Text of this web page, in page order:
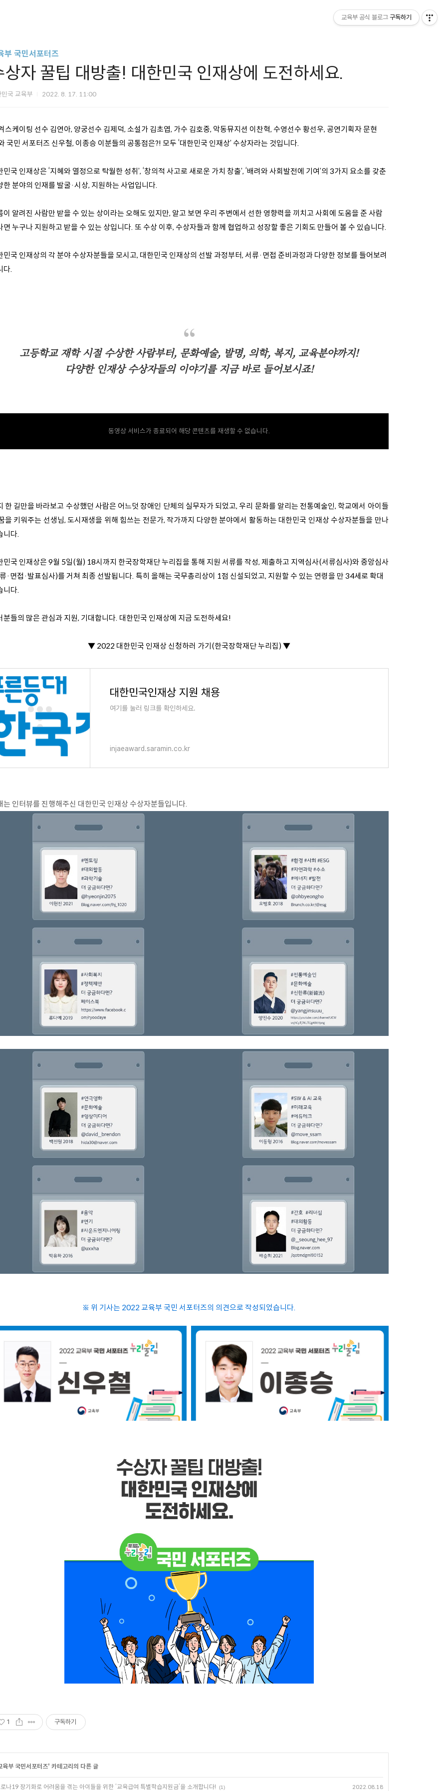
부 국민서포터즈
상자 꿀팁 대방출! 대한민국 인재상에 도전하세요.
국 교육부 2022. 8. 17. 11:00
스케이팅 선수 김연아, 양궁선수 김제덕, 소설가 김초엽, 가수 김호중, 악동뮤지션 이찬혁, 수영선수 황선우, 공연기획자 문현
국민 서포터즈 신우철, 이종승 이분들의 공통점은?! 모두 ‘대한민국 인재상’ 수상자라는 것입니다.
민국 인재상은 ‘지혜와 열정으로 탁월한 성취’, ‘창의적 사고로 새로운 가치 창출’, ‘배려와 사회발전에 기여’의 3가지 요소를 갖춘
한 분야의 인재를 발굴·시상, 지원하는 사업입니다.
이 알려진 사람만 받을 수 있는 상이라는 오해도 있지만, 알고 보면 우리 주변에서 선한 영향력을 끼치고 사회에 도움을 준 사람
면 누구나 지원하고 받을 수 있는 상입니다. 또 수상 이후, 수상자들과 함께 협업하고 성장할 좋은 기회도 만들어 볼 수 있습니다.
민국 인재상의 각 분야 수상자분들을 모시고, 대한민국 인재상의 선발 과정부터, 서류·면접 준비과정과 다양한 정보를 들어보려
다.
고등학교 재학 시절 수상한 사람부터, 문화예술, 발명, 의학, 복지, 교육분야까지!
다양한 인재상 수상자들의 이야기를 지금 바로 들어보시죠!
동영상 서비스가 종료되어 해당 콘텐츠를 재생할 수 없습니다.
한 길만을 바라보고 수상했던 사람은 어느덧 장애인 단체의 실무자가 되었고, 우리 문화를 알리는 전통예술인, 학교에서 아이들
을 키워주는 선생님, 도시재생을 위해 힘쓰는 전문가, 작가까지 다양한 분야에서 활동하는 대한민국 인재상 수상자분들을 만나
니다.
민국 인재상은 9월 5일(월) 18시까지 한국장학재단 누리집을 통해 지원 서류를 작성, 제출하고 지역심사(서류심사)와 중앙심사
·면접·발표심사)를 거쳐 최종 선발됩니다. 특히 올해는 국무총리상이 1점 신설되었고, 지원할 수 있는 연령을 만 34세로 확대
니다.
분들의 많은 관심과 지원, 기대합니다. 대한민국 인재상에 지금 도전하세요!
▼ 2022 대한민국 인재상 신청하러 가기(한국장학재단 누리집) ▼
대한민국인재상 지원 채용
여기를 눌러 링크를 확인하세요.
injaeaward.saramin.co.kr
는 인터뷰를 진행해주신 대한민국 인재상 수상자분들입니다.
※ 위 기사는 2022 교육부 국민 서포터즈의 의견으로 작성되었습니다.
1 구독하기
육부 국민서포터즈' 카테고리의 다른 글
나19 장기화로 어려움을 겪는 아이들을 위한 ‘교육급여 특별학습지원금’을 소개합니다! (1) 2022.08.18
교육부 공식 블로그 구독하기